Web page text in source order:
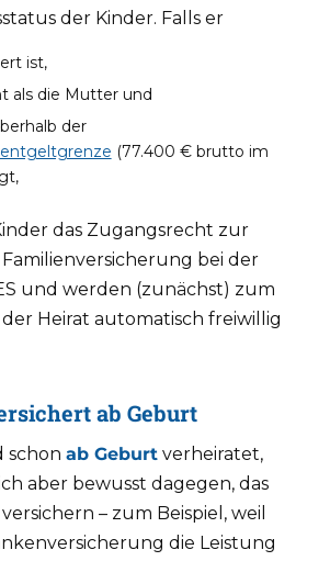
der Kinder. Falls er
ist,
als die Mutter und
der
(77.400 € brutto im
das Zugangsrecht zur
bei der
und werden (zunächst) zum
Heirat automatisch freiwillig
ab Geburt
schon ab Geburtverheiratet,
aber bewusst dagegen, das
– zum Beispiel, weil
die Leistung